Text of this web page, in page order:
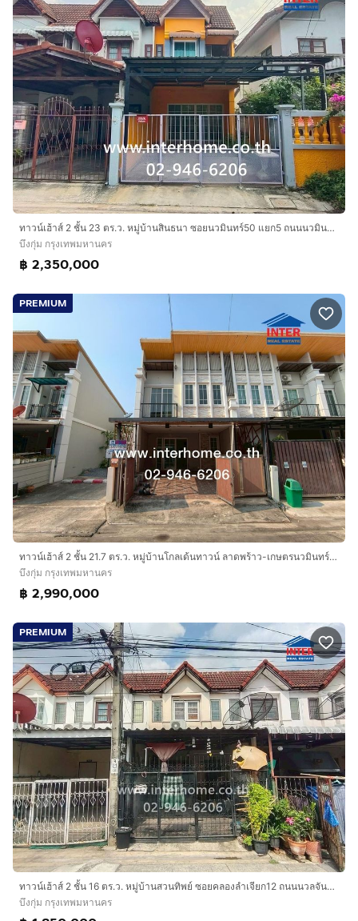
ทาวน์เฮ้าส์ 2 ชั้น 23 ตร.ว. หมู่บ้านสินธนา ซอยนวมินทร์50 แยก5 ถนนนวมินทร์ เขตบึงกุ่ม กรุงเทพมหานคร
บึงกุ่ม กรุงเทพมหานคร
฿ 2,350,000
PREMIUM
ทาวน์เฮ้าส์ 2 ชั้น 21.7 ตร.ว. หมู่บ้านโกลเด้นทาวน์ ลาดพร้าว-เกษตรนวมินทร์ ซอยนวมินทร์42 แยก27 ถนนนวมินทร์ ถนนประเสริฐมนูกิจ เขตบึงกุ่ม
บึงกุ่ม กรุงเทพมหานคร
฿ 2,990,000
PREMIUM
ทาวน์เฮ้าส์ 2 ชั้น 16 ตร.ว. หมู่บ้านสวนทิพย์ ซอยคลองลำเจียก12 ถนนนวลจันทร์ เขตบึงกุ่ม กรุงเทพมหานคร
บึงกุ่ม กรุงเทพมหานคร